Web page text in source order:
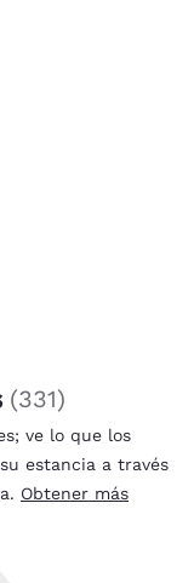
(331)
ve lo que los
estancia a través
Obtener más